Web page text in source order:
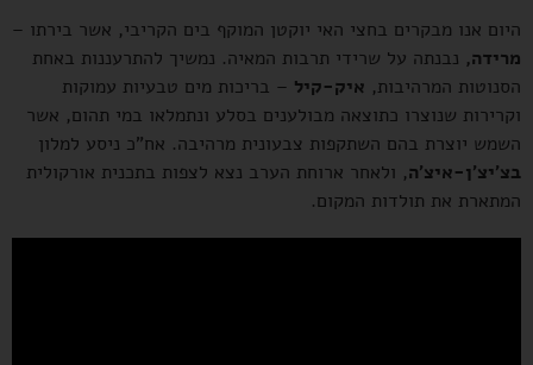
היום אנו מבקרים בחצי האי יוקטן המוקף בים הקריבי, אשר בירתו –
מרידה, נבנתה על שרידי תרבות המאיה. נמשיך להתרעננות באחת
הסנוטות המרהיבות, איק-קיל – בריכות מים טבעיות עמוקות
וקרירות שנוצרו כתוצאה מבולענים בסלע ונתמלאו במי תהום, אשר
השמש יוצרת בהם השתקפות צבעונית מרהיבה. אח"כ ניסע למלון
בצ'יצ'ן-איצ'ה, ולאחר ארוחת הערב נצא לצפות בתכנית אורקולית
המתארת את תולדות המקום.